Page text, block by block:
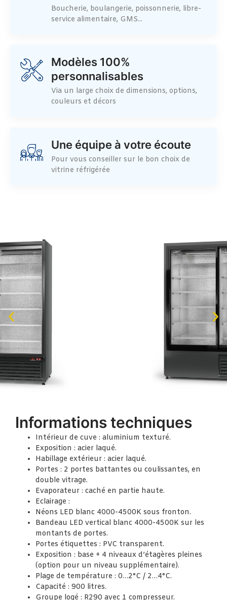
Boucherie, boulangerie, poissonnerie, libre-
service alimentaire, GMS...
Modèles 100%
personnalisables
Via un large choix de dimensions, options,
couleurs et décors
Une équipe à votre écoute
Pour vous conseiller sur le bon choix de
vitrine réfrigérée
Informations techniques
Intérieur de cuve : aluminium texturé.
Exposition : acier laqué.
Habillage extérieur : acier laqué.
Portes : 2 portes battantes ou coulissantes, en
double vitrage.
Evaporateur : caché en partie haute.
Eclairage :
Néons LED blanc 4000-4500K sous fronton.
Bandeau LED vertical blanc 4000-4500K sur les
montants de portes.
Portes étiquettes : PVC transparent.
Exposition : base + 4 niveaux d’étagères pleines
(option pour un niveau supplémentaire).
Plage de température : 0…2°C / 2…4°C.
Capacité : 900 litres.
Groupe logé : R290 avec 1 compresseur.